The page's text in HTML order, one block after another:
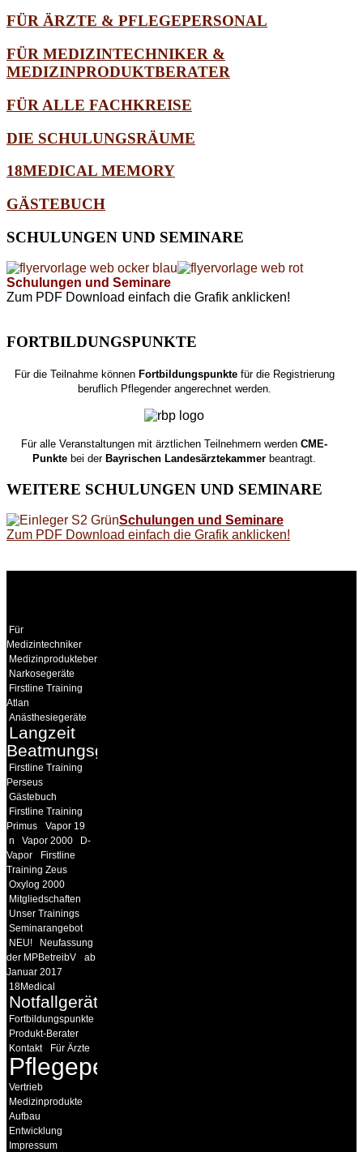
FÜR ÄRZTE & PFLEGEPERSONAL
FÜR MEDIZINTECHNIKER &
MEDIZINPRODUKTBERATER
FÜR ALLE FACHKREISE
DIE SCHULUNGSRÄUME
18MEDICAL MEMORY
GÄSTEBUCH
SCHULUNGEN UND SEMINARE
Schulungen und Seminare
Zum PDF Download einfach die Grafik anklicken!
FORTBILDUNGSPUNKTE
Für die Teilnahme könnenFortbildungspunktefür die Registrierung
beruflich Pflegender angerechnet werden.
Für alle Veranstaltungen mit ärztlichen Teilnehmern werdenCME-
Punkte bei derBayrischen Landesärztekammer beantragt.
WEITERE SCHULUNGEN UND SEMINARE
Schulungen und Seminare
Zum PDF Download einfach die Grafik anklicken!
Für
Medizintechniker
Medizinprodukteberater
Narkosegeräte
Firstline Training
Atlan
Anästhesiegeräte
Langzeit
Beatmungsgeräte
Firstline Training
Perseus
Gästebuch
Firstline Training
Primus
Vapor 19
n
Vapor 2000
D-
Vapor
Firstline
Training Zeus
Oxylog 2000
Mitgliedschaften
Unser Trainings
Seminarangebot
NEU!
Neufassung
der MPBetreibV
ab
Januar 2017
18Medical
Notfallgeräte
Fortbildungspunkte
Produkt-Berater
Kontakt
Für Ärzte
Pflegepersonal
Vertrieb
Medizinprodukte
Aufbau
Entwicklung
Impressum